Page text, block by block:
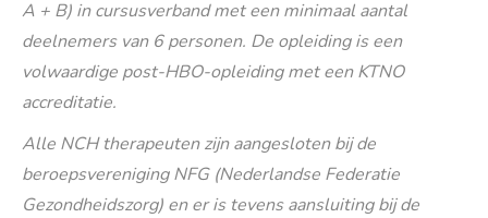
A + B) in cursusverband met een minimaal aantal
deelnemers van 6 personen. De opleiding is een
volwaardige post-HBO-opleiding met een KTNO
accreditatie.
Alle NCH therapeuten zijn aangesloten bij de
beroepsvereniging NFG (Nederlandse Federatie
Gezondheidszorg) en er is tevens aansluiting bij de